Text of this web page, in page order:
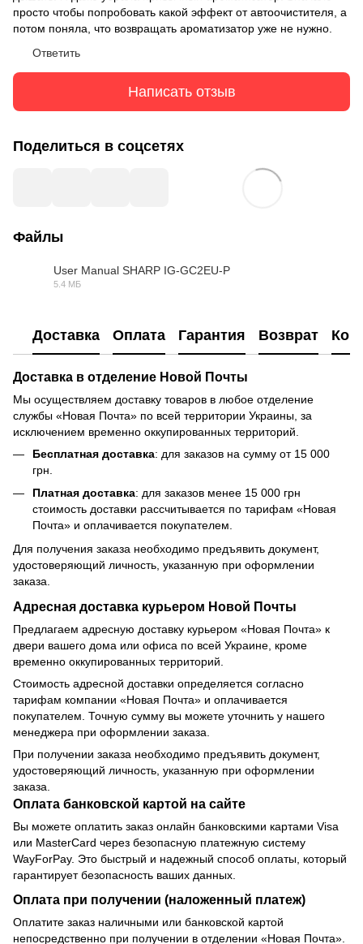
просто чтобы попробовать какой эффект от автоочистителя, а
потом поняла, что возвращать ароматизатор уже не нужно.
Ответить
Написать отзыв
Поделиться в соцсетях
Файлы
User Manual SHARP IG-GC2EU-P
5.4 МБ
Доставка Оплата Гарантия Возврат
Доставка в отделение Новой Почты
Мы осуществляем доставку товаров в любое отделение
службы «Новая Почта» по всей территории Украины, за
исключением временно оккупированных территорий.
Бесплатная доставка: для заказов на сумму от 15 000
грн.
Платная доставка: для заказов менее 15 000 грн
стоимость доставки рассчитывается по тарифам «Новая
Почта» и оплачивается покупателем.
Для получения заказа необходимо предъявить документ,
удостоверяющий личность, указанную при оформлении
заказа.
Адресная доставка курьером Новой Почты
Предлагаем адресную доставку курьером «Новая Почта» к
двери вашего дома или офиса по всей Украине, кроме
временно оккупированных территорий.
Стоимость адресной доставки определяется согласно
тарифам компании «Новая Почта» и оплачивается
покупателем. Точную сумму вы можете уточнить у нашего
менеджера при оформлении заказа.
При получении заказа необходимо предъявить документ,
удостоверяющий личность, указанную при оформлении
заказа.
Оплата банковской картой на сайте
Вы можете оплатить заказ онлайн банковскими картами Visa
или MasterCard через безопасную платежную систему
WayForPay. Это быстрый и надежный способ оплаты, который
гарантирует безопасность ваших данных.
Оплата при получении (наложенный платеж)
Оплатите заказ наличными или банковской картой
непосредственно при получении в отделении «Новая Почта».